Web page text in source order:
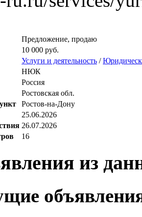
Предложение, продаю
10 000 руб.
Услуги и деятельность /
НЮК
Россия
Ростовская обл.
Ростов-на-Дону
25.06.2026
26.07.2026
16
из